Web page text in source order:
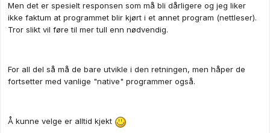
Men det er spesielt responsen som må bli dårligere og jeg liker
ikke faktum at programmet blir kjørt i et annet program (nettleser).
Tror slikt vil føre til mer tull enn nødvendig.
For all del så må de bare utvikle i den retningen, men håper de
fortsetter med vanlige "native" programmer også.
Å kunne velge er alltid kjekt